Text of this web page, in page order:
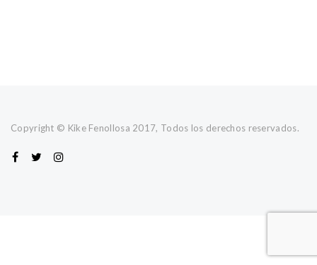
Copyright © Kike Fenollosa 2017, Todos los derechos reservados.